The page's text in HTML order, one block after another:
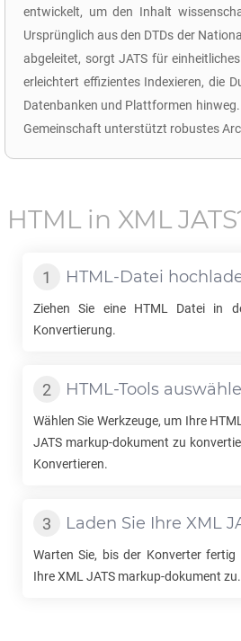
entwickelt, um den Inhalt
Ursprünglich aus den DTDs der
abgeleitet, sorgt JATS für
erleichtert effizientes Indexieren, die
Datenbanken und Plattformen
Gemeinschaft unterstützt robustes
HTMLin XML JATS
HTML-Datei
Ziehen Sie eine HTML
Datei in
Konvertierung.
HTML-Tools
Wählen Sie Werkzeuge, um Ihre HTML
JATS markup-dokument zu
Konvertieren.
Laden Sie Ihre XML
Warten Sie, bis der Konverter
IhreXML JATS markup-dokument zu.